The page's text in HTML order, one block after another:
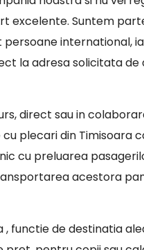
excelente. Suntem
international,
la adresa solicitata de
direct sau in
plecari din Timisoara
cu preluarea
acestora
functie de destinatia